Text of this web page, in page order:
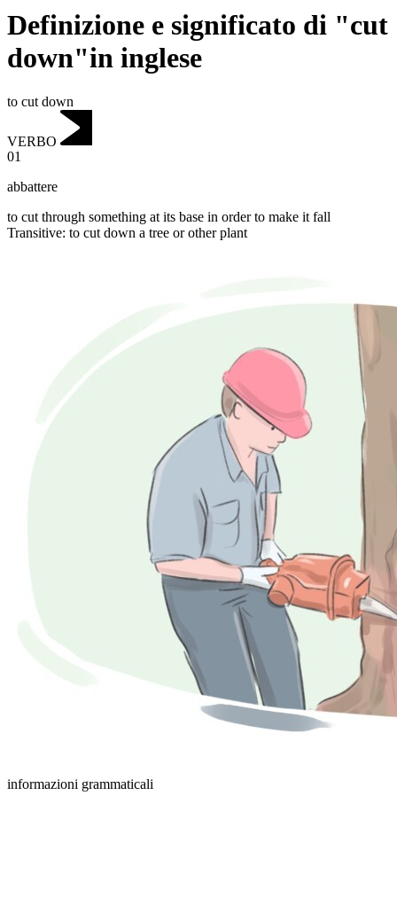
Definizione e significato di "cut
down"in inglese
to cut down
VERBO
01
abbattere
to cut through something at its base in order to make it fall
Transitive: to cut down a tree or other plant
informazioni grammaticali